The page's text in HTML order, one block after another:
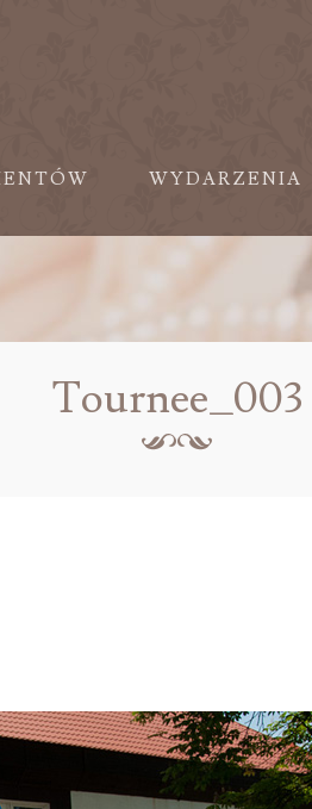
WYDARZENIA
Tournee_003